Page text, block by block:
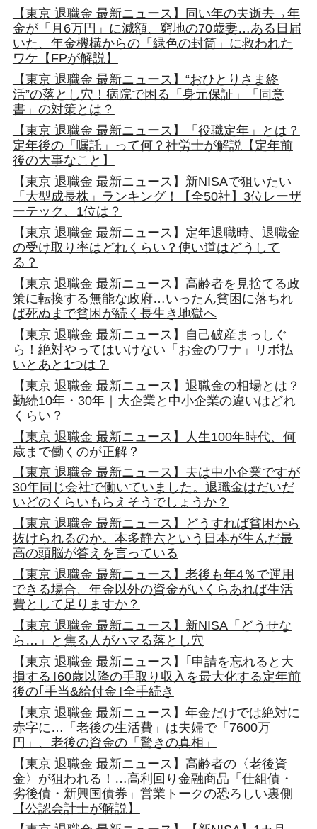
【東京 退職金 最新ニュース】同い年の夫逝去→年
金が「月6万円」に減額、窮地の70歳妻…ある日届
いた、年金機構からの「緑色の封筒」に救われた
ワケ【FPが解説】
【東京 退職金 最新ニュース】“おひとりさま終
活”の落とし穴！病院で困る「身元保証」「同意
書」の対策とは？
【東京 退職金 最新ニュース】「役職定年」とは？
定年後の「嘱託」って何？社労士が解説【定年前
後の大事なこと】
【東京 退職金 最新ニュース】新NISAで狙いたい
「大型成長株」ランキング！【全50社】3位レーザ
ーテック、1位は？
【東京 退職金 最新ニュース】定年退職時、退職金
の受け取り率はどれくらい？使い道はどうして
る？
【東京 退職金 最新ニュース】高齢者を見捨てる政
策に転換する無能な政府…いったん貧困に落ちれ
ば死ぬまで貧困が続く長生き地獄へ
【東京 退職金 最新ニュース】自己破産まっしぐ
ら！絶対やってはいけない「お金のワナ」リボ払
いとあと1つは？
【東京 退職金 最新ニュース】退職金の相場とは？
勤続10年・30年｜大企業と中小企業の違いはどれ
くらい？
【東京 退職金 最新ニュース】人生100年時代、何
歳まで働くのが正解？
【東京 退職金 最新ニュース】夫は中小企業ですが
30年同じ会社で働いていました。退職金はだいだ
いどのくらいもらえそうでしょうか？
【東京 退職金 最新ニュース】どうすれば貧困から
抜けられるのか。本多静六という日本が生んだ最
高の頭脳が答えを言っている
【東京 退職金 最新ニュース】老後も年4％で運用
できる場合、年金以外の資金がいくらあれば生活
費として足りますか？
【東京 退職金 最新ニュース】新NISA「どうせな
ら…」と焦る人がハマる落とし穴
【東京 退職金 最新ニュース】｢申請を忘れると大
損する｣60歳以降の手取り収入を最大化する定年前
後の｢手当&給付金｣全手続き
【東京 退職金 最新ニュース】年金だけでは絶対に
赤字に…「老後の生活費」は夫婦で「7600万
円」、老後の資金の「驚きの真相」
【東京 退職金 最新ニュース】高齢者の〈老後資
金〉が狙われる！…高利回り金融商品「仕組債・
劣後債・新興国債券」営業トークの恐ろしい裏側
【公認会計士が解説】